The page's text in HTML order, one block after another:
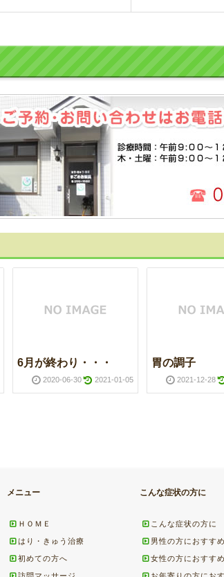
6月が終わり・・・
2020-06-30 2021-01-05
胃の調子
2021-12-28
メニュー
ＨＯＭＥ
はり・きゅう治療
初めての方へ
こんな症状の方に
こんな症状の方に
男性の方におすす
女性の方におすす